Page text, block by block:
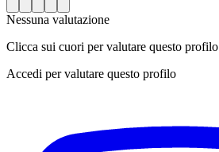
Nessuna valutazione
Clicca sui cuori per valutare questo profilo
Accedi per valutare questo profilo